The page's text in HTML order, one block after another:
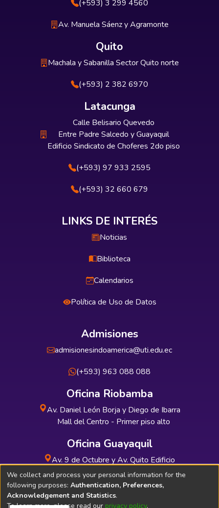
(+593) 3 299 4560
Av. Manuela Sáenz y Agramonte
Quito
Machala y Sabanilla Sector Quito norte
(+593) 2 382 6970
Latacunga
Calle Belisario Quevedo
Entre Padre Salcedo y Guayaquil
Edificio Sindicato de Choferes 2do piso
(+593) 97 933 2595
(+593) 32 660 679
LINKS DE INTERÉS
Noticias
Biblioteca
Calendarios
Política de Uso de Datos
Admisiones
admisionesindoamerica@uti.edu.ec
(+593) 963 088 088
Oficina Riobamba
Av. Daniel León Borja y Diego de Ibarra
Mall del Centro - Primer piso alto
Oficina Guayaquil
Av. 9 de Octubre y Av. Quito Edificio
INDUAUTO - Planta baja
We collect and process your personal information for the
following purposes: Authentication, Preferences,
Acknowledgement and Statistics.
To learn more, please read our privacy policy.